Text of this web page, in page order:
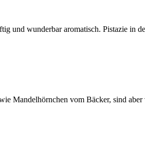
und wunderbar aromatisch. Pistazie in
Mandelhörnchen vom Bäcker, sind